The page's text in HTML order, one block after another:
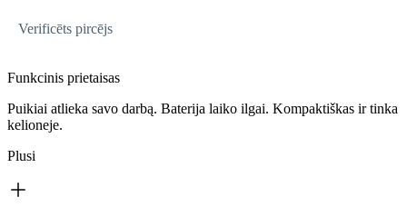
Verificēts pircējs
Funkcinis prietaisas
Puikiai atlieka savo darbą. Baterija laiko ilgai. Kompaktiškas ir tinka
kelioneje.
Plusi